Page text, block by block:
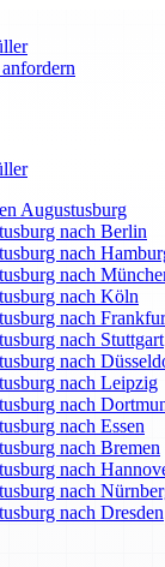
Augustusburg
nach Berlin
nach
nach
nach Köln
nach
nach Stuttgart
nach
nach Leipzig
nach
nach Essen
nach Bremen
nach
nach
nach Dresden